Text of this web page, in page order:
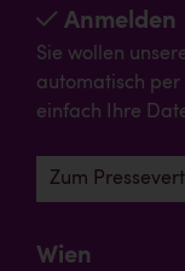
Anmelden
Sie wollen
automatisch
einfach Ihre
Zum
Wien